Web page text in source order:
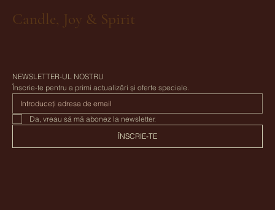
Candle, Joy & Spirit
NEWSLETTER-UL NOSTRU
Înscrie-te pentru a primi actualizări și oferte speciale.
Da, vreau să mă abonez la newsletter.
ÎNSCRIE-TE